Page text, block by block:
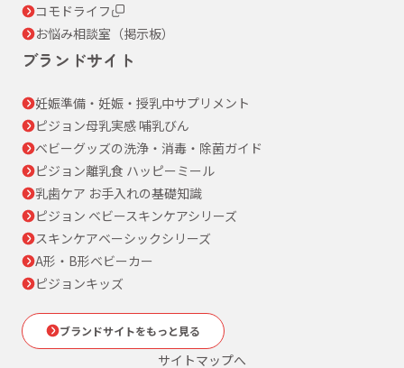
コモドライフ
お悩み相談室（掲示板）
ブランドサイト
妊娠準備・妊娠・授乳中サプリメント
ピジョン母乳実感 哺乳びん
ベビーグッズの洗浄・消毒・除菌ガイド
ピジョン離乳食 ハッピーミール
乳歯ケア お手入れの基礎知識
ピジョン ベビースキンケアシリーズ
スキンケアベーシックシリーズ
A形・B形ベビーカー
ピジョンキッズ
ブランドサイトをもっと見る
サイトマップへ